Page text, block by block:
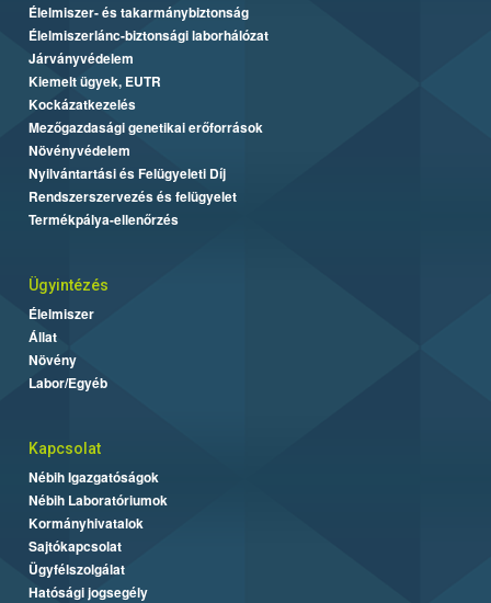
Élelmiszer- és takarmánybiztonság
Élelmiszerlánc-biztonsági laborhálózat
Járványvédelem
Kiemelt ügyek, EUTR
Kockázatkezelés
Mezőgazdasági genetikai erőforrások
Növényvédelem
Nyilvántartási és Felügyeleti Díj
Rendszerszervezés és felügyelet
Termékpálya-ellenőrzés
Ügyintézés
Élelmiszer
Állat
Növény
Labor/Egyéb
Kapcsolat
Nébih Igazgatóságok
Nébih Laboratóriumok
Kormányhivatalok
Sajtókapcsolat
Ügyfélszolgálat
Hatósági jogsegély